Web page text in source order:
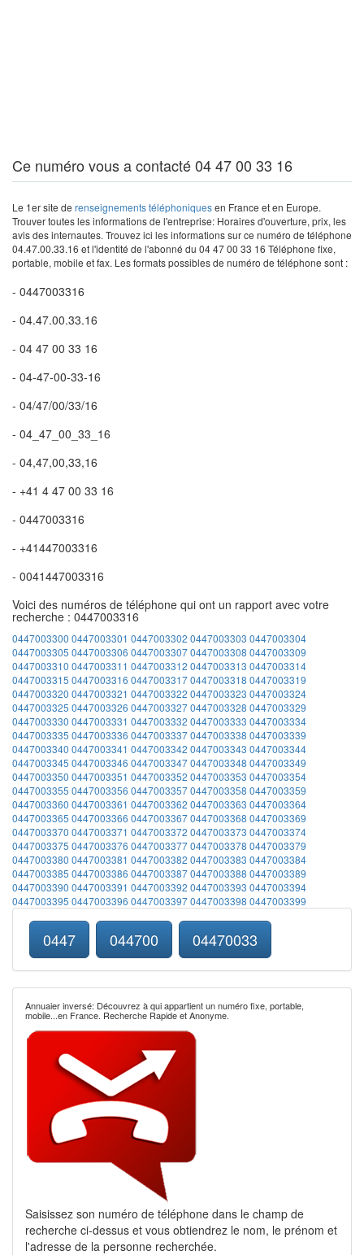
Ce numéro vous a contacté 04 47 00 33 16
Le 1er site de renseignements téléphoniquesen France et en Europe.
Trouver toutes les informations de l'entreprise: Horaires d'ouverture, prix, les
avis des internautes. Trouvez ici les informations sur ce numéro de téléphone
04.47.00.33.16 et l'identité de l'abonné du 04 47 00 33 16 Téléphone fixe,
portable, mobile et fax. Les formats possibles de numéro de téléphone sont :
- 0447003316
- 04.47.00.33.16
- 04 47 00 33 16
- 04-47-00-33-16
- 04/47/00/33/16
- 04_47_00_33_16
- 04,47,00,33,16
- +41 4 47 00 33 16
- 0447003316
- +41447003316
- 0041447003316
Voici des numéros de téléphone qui ont un rapport avec votre
recherche : 0447003316
0447003300 0447003301 0447003302 0447003303 0447003304
0447003305 0447003306 04470033070447003308 0447003309
0447003310 0447003311 0447003312 0447003313 0447003314
0447003315 0447003316 04470033170447003318 0447003319
0447003320 0447003321 0447003322 0447003323 0447003324
0447003325 0447003326 04470033270447003328 0447003329
0447003330 0447003331 0447003332 0447003333 0447003334
0447003335 0447003336 04470033370447003338 0447003339
0447003340 0447003341 0447003342 0447003343 0447003344
0447003345 0447003346 04470033470447003348 0447003349
0447003350 0447003351 0447003352 0447003353 0447003354
0447003355 0447003356 04470033570447003358 0447003359
0447003360 0447003361 0447003362 0447003363 0447003364
0447003365 0447003366 04470033670447003368 0447003369
0447003370 0447003371 0447003372 0447003373 0447003374
0447003375 0447003376 04470033770447003378 0447003379
0447003380 0447003381 0447003382 0447003383 0447003384
0447003385 0447003386 04470033870447003388 0447003389
0447003390 0447003391 0447003392 0447003393 0447003394
0447003395 0447003396 04470033970447003398 0447003399
0447 044700 04470033
Annuaier inversé: Découvrez à qui appartient un numéro fixe, portable,
mobile...en France. Recherche Rapide et Anonyme.
Saisissez son numéro de téléphone dans le champ de
recherche ci-dessus et vous obtiendrez le nom, le prénom et
l'adresse de la personne recherchée.